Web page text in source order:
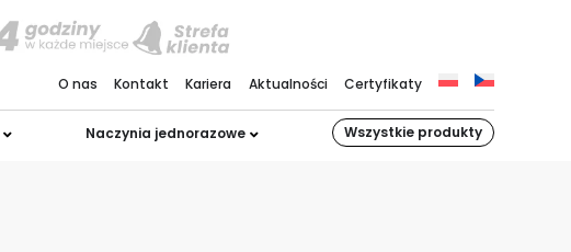
Naczynia jednorazowe Wszystkie produkty
O nas Kontakt Kariera Aktualności Certyfikaty